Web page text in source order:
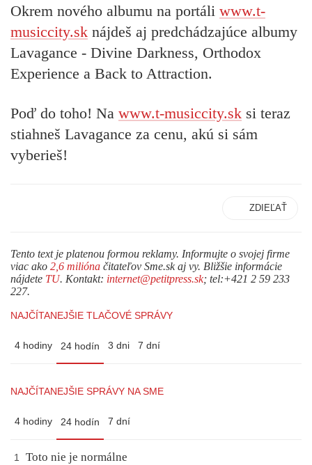
Okrem nového albumu na portáli www.t-
musiccity.sk nájdeš aj predchádzajúce albumy
Lavagance - Divine Darkness, Orthodox
Experience a Back to Attraction.
Poď do toho! Na www.t-musiccity.sk si teraz
stiahneš Lavagance za cenu, akú si sám
vyberieš!
ZDIEĽAŤ
Tento text je platenou formou reklamy. Informujte o svojej firme
viac ako 2,6 milióna čitateľov Sme.sk aj vy. Bližšie informácie
nájdete TU. Kontakt: internet@petitpress.sk; tel:+421 2 59 233
227.
NAJČÍTANEJŠIE TLAČOVÉ SPRÁVY
4 hodiny 24 hodín 3 dni 7 dní
NAJČÍTANEJŠIE SPRÁVY NA SME
4 hodiny 24 hodín 7 dní
1 Toto nie je normálne